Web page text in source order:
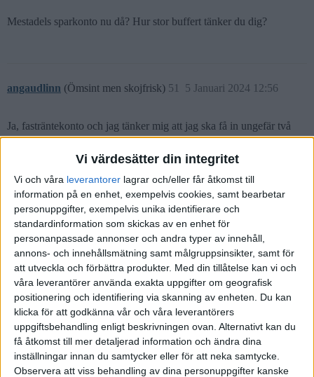
Vi värdesätter din integritet
Vi och våra leverantorer lagrar och/eller får åtkomst till
information på en enhet, exempelvis cookies, samt bearbetar
personuppgifter, exempelvis unika identifierare och
standardinformation som skickas av en enhet för
personanpassade annonser och andra typer av innehåll,
annons- och innehållsmätning samt målgruppsinsikter, samt för
att utveckla och förbättra produkter. Med din tillåtelse kan vi och
våra leverantörer använda exakta uppgifter om geografisk
positionering och identifiering via skanning av enheten. Du kan
klicka för att godkänna vår och våra leverantörers
uppgiftsbehandling enligt beskrivningen ovan. Alternativt kan du
få åtkomst till mer detaljerad information och ändra dina
inställningar innan du samtycker eller för att neka samtycke.
Observera att viss behandling av dina personuppgifter kanske
Mestadels sparkonto nu då? Hur stor buffert tänker du dig?
angaudlinn (Ömsint men skojfrisk) 5 Januari 2024 12:56
51
Ja, fasträntekonto och jag tänker mig att jag ska få in ungefär två
årsutgifter under de lönemånader jag har kvar. Hittills sitter det 100k
på fem olika konton låsta på ett år vardera.
Men jag kör lite ad hoc, så vad det blir exakt får jag se.
3 gillningar
FrISKt-vaagat (Daniel) 5 Januari 2024 15:35
52
50% Skandia global exponering
50%Plus allabolag
Siktar mot att dessa 2 portföljer ligger lika i värde.